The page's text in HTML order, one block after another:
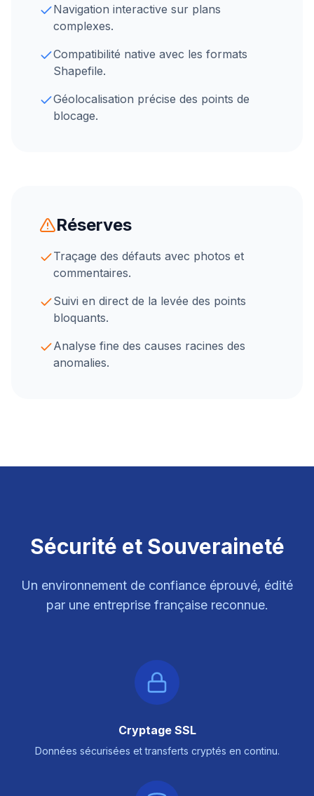
Navigation interactive sur plans
complexes.
Compatibilité native avec les formats
Shapefile.
Géolocalisation précise des points de
blocage.
Réserves
Traçage des défauts avec photos et
commentaires.
Suivi en direct de la levée des points
bloquants.
Analyse fine des causes racines des
anomalies.
Sécurité et Souveraineté
Un environnement de confiance éprouvé, édité
par une entreprise française reconnue.
Cryptage SSL
Données sécurisées et transferts cryptés en continu.